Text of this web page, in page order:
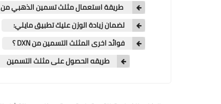
‏ طريقة استعمال مثلث تسمين الذهبي من Dxn
لضمان زيادة الوزن عليك تطبيق مايلي:
فوائد اخرى المثلث التسمين من DXN ؟
طريقه الحصول على مثلث التسمين